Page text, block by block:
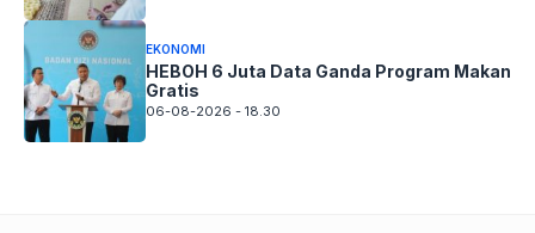
EKONOMI
HEBOH 6 Juta Data Ganda Program Makan
Gratis
06-08-2026 - 18.30